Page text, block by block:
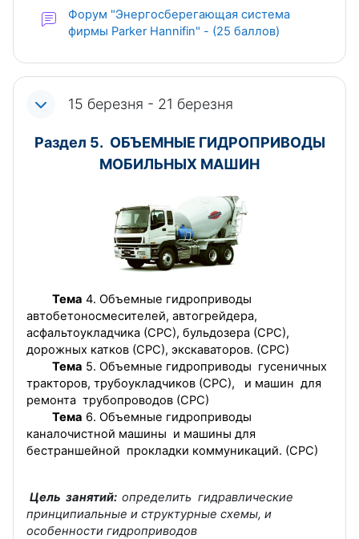
Форум "Энергосберегающая система
фирмы Parker Hannifin" - (25 баллов)
15 березня - 21 березня
Раздел 5. ОБЪЕМНЫЕ ГИДРОПРИВОДЫ
МОБИЛЬНЫХ МАШИН
Тема 4. Объемные гидроприводы
автобетоносмесителей, автогрейдера,
асфальтоукладчика (СРС), бульдозера (СРС),
дорожных катков (СРС), экскаваторов. (СРС)
Тема 5. Объемные гидроприводы гусеничных
тракторов, трубоукладчиков (СРС), и машин для
ремонта трубопроводов (СРС)
Тема 6. Объемные гидроприводы
каналочистной машины и машины для
бестраншейной прокладки коммуникаций. (СРС)
Цель занятий: определить гидравлические
принципиальные и структурные схемы, и
особенности гидроприводов